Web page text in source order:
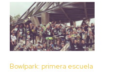
Bowlpark: primera escuela